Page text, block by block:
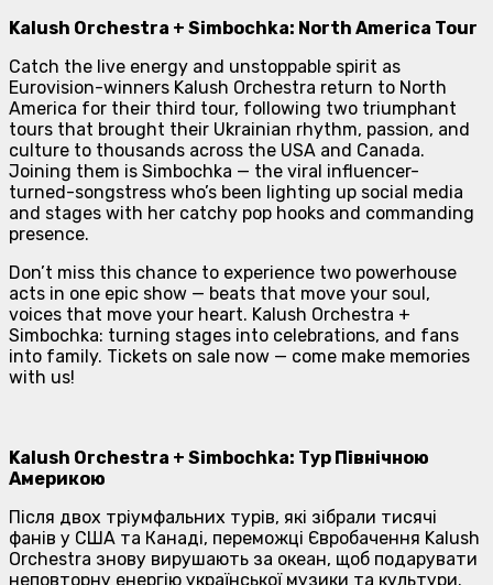
Kalush Orchestra + Simbochka: North America Tour
Catch the live energy and unstoppable spirit as
Eurovision-winners Kalush Orchestra return to North
America for their third tour, following two triumphant
tours that brought their Ukrainian rhythm, passion, and
culture to thousands across the USA and Canada.
Joining them is Simbochka — the viral influencer-
turned-songstress who’s been lighting up social media
and stages with her catchy pop hooks and commanding
presence.
Don’t miss this chance to experience two powerhouse
acts in one epic show — beats that move your soul,
voices that move your heart. Kalush Orchestra +
Simbochka: turning stages into celebrations, and fans
into family. Tickets on sale now — come make memories
with us!
Kalush Orchestra + Simbochka: Тур Північною
Америкою
Після двох тріумфальних турів, які зібрали тисячі
фанів у США та Канаді, переможці Євробачення Kalush
Orchestra знову вирушають за океан, щоб подарувати
неповторну енергію української музики та культури.